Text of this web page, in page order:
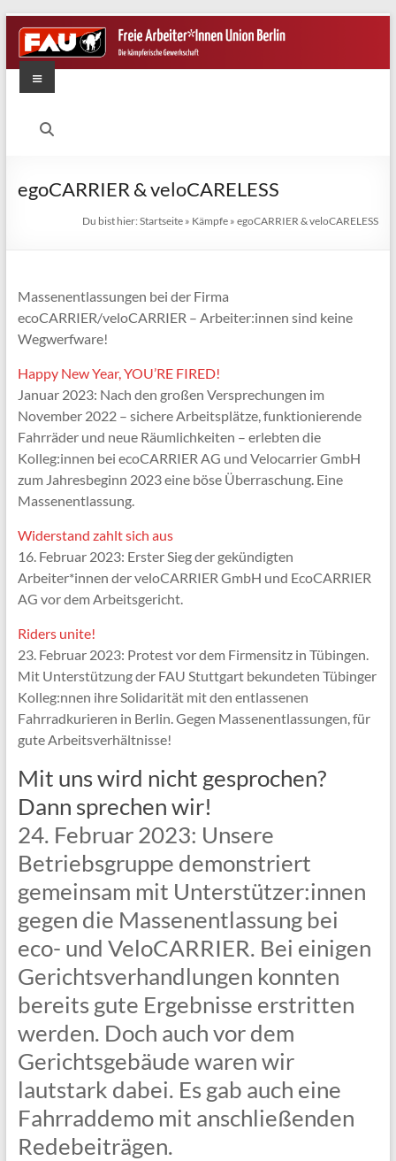
Zum
Inhalt
springen
FAU
kämpferische
Gewerkschaft
Menü
egoCARRIER & veloCARELESS
Du bist hier:Startseite » Kämpfe »egoCARRIER & veloCARELESS
Massenentlassungen bei der Firma
ecoCARRIER/veloCARRIER – Arbeiter:innen sind keine
Wegwerfware!
Happy New Year, YOU’RE FIRED!
Januar 2023: Nach den großen Versprechungen im
November 2022 – sichere Arbeitsplätze, funktionierende
Fahrräder und neue Räumlichkeiten – erlebten die
Kolleg:innen bei ecoCARRIER AG und Velocarrier GmbH
zum Jahresbeginn 2023 eine böse Überraschung. Eine
Massenentlassung.
Widerstand zahlt sich aus
16. Februar 2023: Erster Sieg der gekündigten
Arbeiter*innen der veloCARRIER GmbH und EcoCARRIER
AG vor dem Arbeitsgericht.
Riders unite!
23. Februar 2023: Protest vor dem Firmensitz in Tübingen.
Mit Unterstützung der FAU Stuttgart bekundeten Tübinger
Kolleg:nnen ihre Solidarität mit den entlassenen
Fahrradkurieren in Berlin. Gegen Massenentlassungen, für
gute Arbeitsverhältnisse!
Mit uns wird nicht gesprochen?
Dann sprechen wir!
24. Februar 2023: Unsere
Betriebsgruppe demonstriert
gemeinsam mit Unterstützer:innen
gegen die Massenentlassung bei
eco- und VeloCARRIER. Bei einigen
Gerichtsverhandlungen konnten
bereits gute Ergebnisse erstritten
werden. Doch auch vor dem
Gerichtsgebäude waren wir
lautstark dabei. Es gab auch eine
Fahrraddemo mit anschließenden
Redebeiträgen.